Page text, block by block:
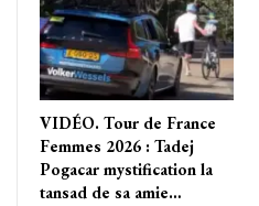
VIDÉO. Tour de France
Femmes 2026 : Tadej
Pogacar mystification la
tansad de sa amie…